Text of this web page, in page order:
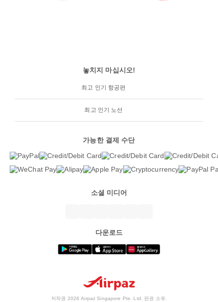
놓치지 마십시오!
최고 인기 항공편
최고 인기 노선
가능한 결제 수단
소셜 미디어
다운로드
저작권 2026 Airpaz Singapore Pte. Ltd. 판권 소유.